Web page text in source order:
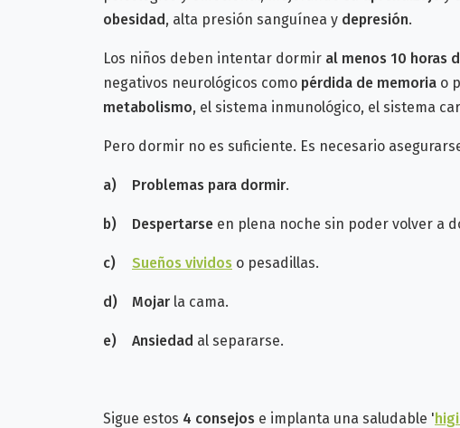
obesidad, alta presión sanguínea y depresión.
Los niños deben intentar dormir al menos 10 horas
negativos neurológicos como pérdida de memoria o
metabolismo, el sistema inmunológico, el sistema
Pero dormir no es suficiente. Es necesario
a) Problemas para dormir.
b) Despertarse en plena noche sin poder volver a
c) Sueños vividos o pesadillas.
d) Mojar la cama.
e) Ansiedad al separarse.
Sigue estos 4 consejos e implanta una saludable '